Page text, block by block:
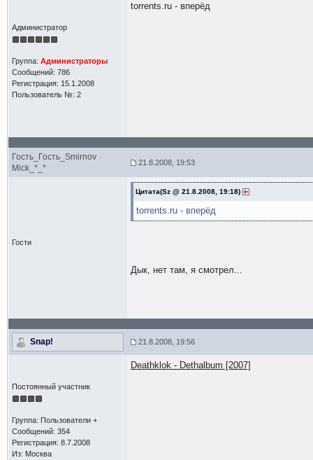
Администратор
Группа: Администраторы
Сообщений: 786
Регистрация: 15.1.2008
Пользователь №: 2
torrents.ru - вперёд
Гость_Гость_Smirnov
Mick_*_*
21.8.2008, 19:53
Гости
Цитата(Sz @ 21.8.2008, 19:18)
torrents.ru - вперёд
Дык, нет там, я смотрел...
Snap! 21.8.2008, 19:56
Постоянный участник
Группа: Пользователи +
Сообщений: 354
Регистрация: 8.7.2008
Из: Москва
Deathklok - Dethalbum [2007]